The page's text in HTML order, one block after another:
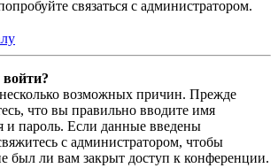
связаться с администратором.
возможных причин. Прежде
что вы правильно вводите имя
и пароль. Если данные введены
с администратором, чтобы
был ли вам закрыт доступ к конференции.